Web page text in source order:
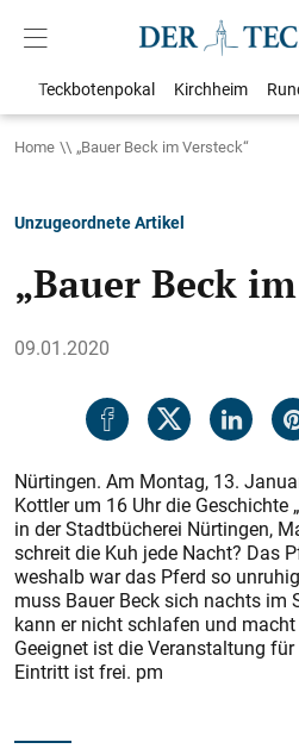
Teckbotenpokal Kirchheim
Home „Bauer Beck im Versteck“
Unzugeordnete Artikel
„Bauer Beck
09.01.2020
Nürtingen. Am Montag, 13.
Kottler um 16 Uhr die Geschichte
in der Stadtbücherei Nürtingen,
schreit die Kuh jede Nacht? Das
weshalb war das Pferd so
muss Bauer Beck sich nachts im
kann er nicht schlafen und
Geeignet ist die Veranstaltung
Eintritt ist frei. pm